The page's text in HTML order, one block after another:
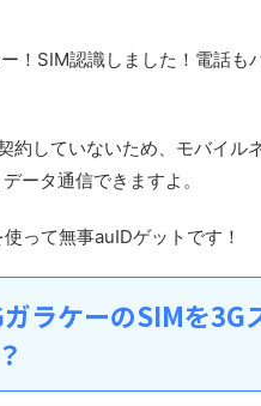
！SIM認識しました！電話も
約していないため、モバイル
ータ通信できますよ。
って無事auIDゲットです！
ラケーのSIMを3G